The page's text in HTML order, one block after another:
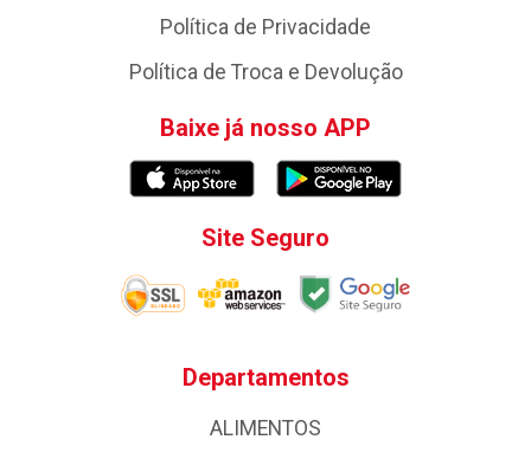
Política de Privacidade
Política de Troca e Devolução
Baixe já nosso APP
Site Seguro
Departamentos
ALIMENTOS